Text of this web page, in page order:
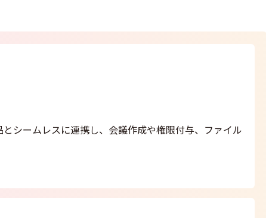
シームレスに連携し、会議作成や権限付与、ファイル